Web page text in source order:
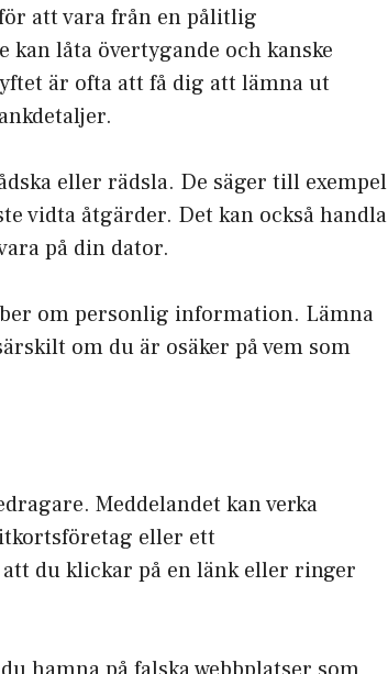
att vara från en pålitlig
låta övertygande och kanske
är ofta att få dig att lämna ut
eller rädsla. De säger till exempel
vidta åtgärder. Det kan också handla
på din dator.
om personlig information. Lämna
om du är osäker på vem som
Meddelandet kan verka
eller ett
du klickar på en länk eller ringer